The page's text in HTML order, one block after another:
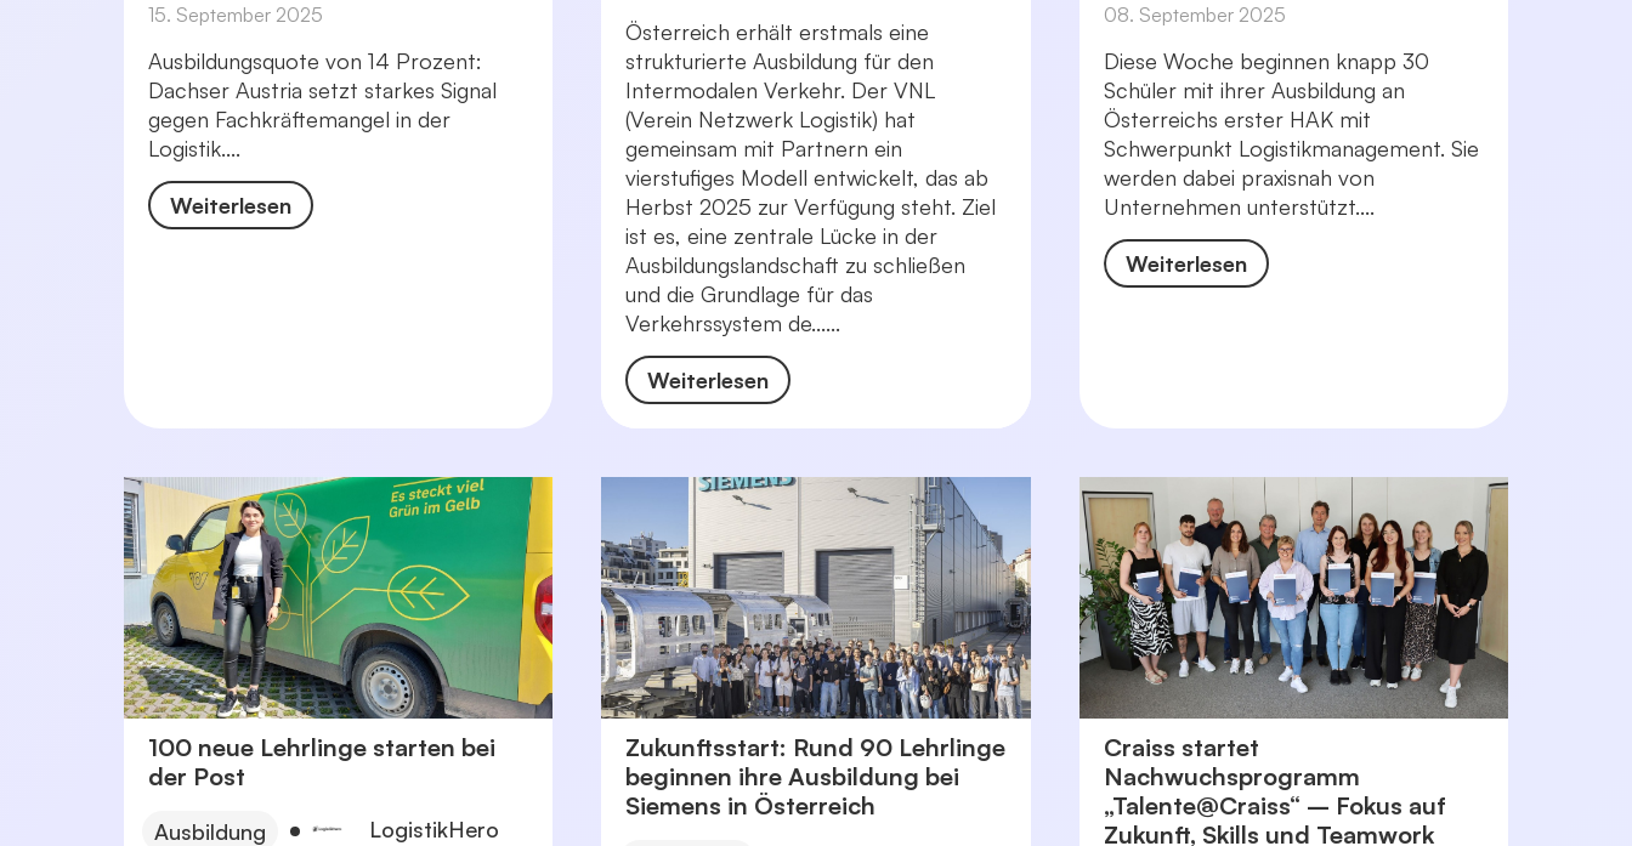
15. September 2025
Ausbildungsquote von 14 Prozent:
Dachser Austria setzt starkes Signal
gegen Fachkräftemangel in der
Logistik....
Weiterlesen
Österreich erhält erstmals eine
strukturierte Ausbildung für den
Intermodalen Verkehr. Der VNL
(Verein Netzwerk Logistik) hat
gemeinsam mit Partnern ein
vierstufiges Modell entwickelt, das ab
Herbst 2025 zur Verfügung steht. Ziel
ist es, eine zentrale Lücke in der
Ausbildungslandschaft zu schließen
und die Grundlage für das
Verkehrssystem de......
Weiterlesen
08. September 2025
Diese Woche beginnen knapp 30
Schüler mit ihrer Ausbildung an
Österreichs erster HAK mit
Schwerpunkt Logistikmanagement. Sie
werden dabei praxisnah von
Unternehmen unterstützt....
Weiterlesen
100 neue Lehrlinge starten bei
der Post
Ausbildung LogistikHero
Zukunftsstart: Rund 90 Lehrlinge
beginnen ihre Ausbildung bei
Siemens in Österreich
Craiss startet
Nachwuchsprogramm
„Talente@Craiss“ – Fokus auf
Zukunft, Skills und Teamwork